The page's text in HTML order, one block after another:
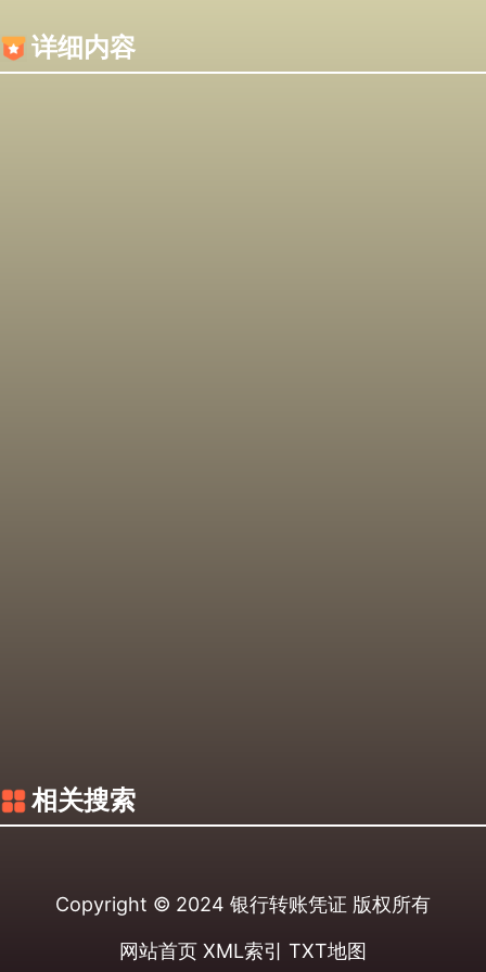
详细内容
相关搜索
Copyright © 2024 银行转账凭证 版权所有
网站首页 XML索引 TXT地图